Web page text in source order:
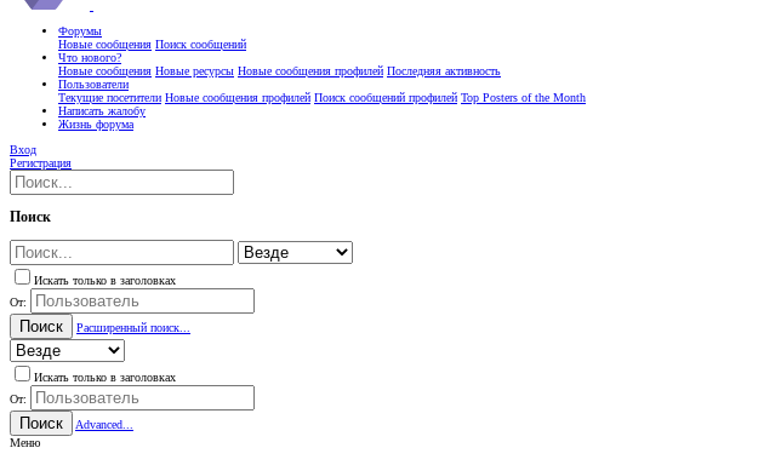
Форумы
Новые сообщения Поиск сообщений
Что нового?
Новые сообщения Новые ресурсы Новые сообщения профилей Последняя активность
Пользователи
Текущие посетители Новые сообщения профилей Поиск сообщений профилей Top Posters of the Month
Написать жалобу
Жизнь форума
Вход
Регистрация
Поиск
Искать только в заголовках
От:
Поиск Расширенный поиск...
Искать только в заголовках
От:
Поиск
Advanced...
Меню